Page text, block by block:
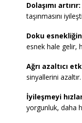
Dolaşımı artırır:
taşınmasını
Doku
esnek hale gelir,
Ağrı azaltıcı
sinyallerini azaltır.
İyileşmeyi
yorgunluk, daha